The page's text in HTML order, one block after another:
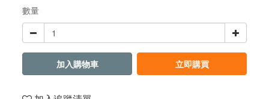
數量
加入購物車 立即購買